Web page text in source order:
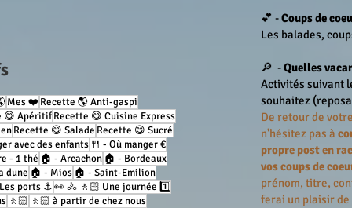
Mes ❤️ Recette 🌎 Anti-gaspi
😋 Apéritif Recette 😋 Cuisine Express
Recette 😋 Salade Recette 😋 Sucré
avec des enfants 🍴 - Où manger €
- 1 thé 🏠 - Arcachon 🏠 - Bordeaux
dune 🏠 - Mios 🏠 - Saint-Emilion
ports ⚓️👀 🚴 🚶🏻 Une journée 1️⃣
🚶🏻 🚶🏻 à partir de chez nous
💕 -Coups de
Les balades,
🔎 -Quelles
Activités suivant
souhaitez
De retour de
n'hésitez pas à
propre post en
vos coups de
prénom, titre,
ferai un plaisir de